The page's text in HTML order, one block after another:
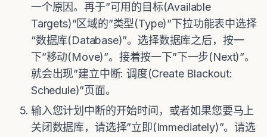
一个原因。再于”可用的目标(Available
Targets)”区域的”类型(Type)”下拉功能表中选择
“数据库(Database)”。选择数据库之后，按一
下”移动(Move)”。接着按一下”下一步(Next)”。
就会出现”建立中断: 调度(Create Blackout:
Schedule)”页面。
输入您计划中断的开始时间，或者如果您要马上
关闭数据库，请选择”立即(Immediately)”。请选